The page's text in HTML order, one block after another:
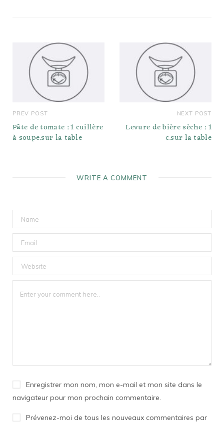
PREV POST
Pâte de tomate : 1 cuillère
à soupe.sur la table
NEXT POST
Levure de bière sèche : 1
c.sur la table
WRITE A COMMENT
Enregistrer mon nom, mon e-mail et mon site dans le
navigateur pour mon prochain commentaire.
Prévenez-moi de tous les nouveaux commentaires par